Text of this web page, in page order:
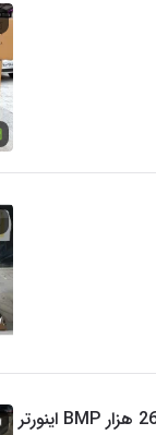
فروش کولر گازی الجی 26 هزار BMP اینورتر